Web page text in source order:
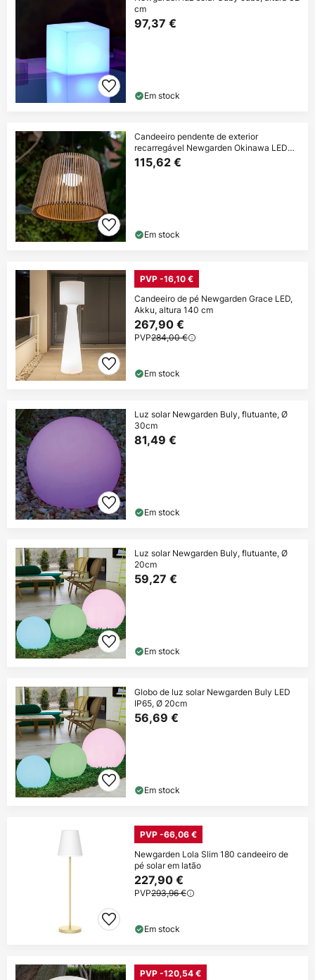
cm
97,37 €
Em stock
Candeeiro pendente de exterior
recarregável Newgarden Okinawa LED
bambu
115,62 €
Em stock
PVP -16,10 €
Candeeiro de pé Newgarden Grace LED,
Akku, altura 140 cm
267,90 €
PVP284,00 €
Em stock
Luz solar Newgarden Buly, flutuante, Ø
30cm
81,49 €
Em stock
Luz solar Newgarden Buly, flutuante, Ø
20cm
59,27 €
Em stock
Globo de luz solar Newgarden Buly LED
IP65, Ø 20cm
56,69 €
Em stock
PVP -66,06 €
Newgarden Lola Slim 180 candeeiro de
pé solar em latão
227,90 €
PVP293,96 €
Em stock
PVP -120,54 €